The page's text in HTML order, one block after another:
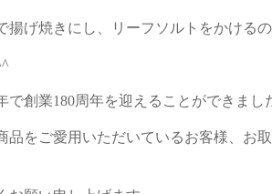
揚げ焼きにし、リーフソルトをかけるの
で創業180周年を迎えることができまし
品をご愛用いただいているお客様、お